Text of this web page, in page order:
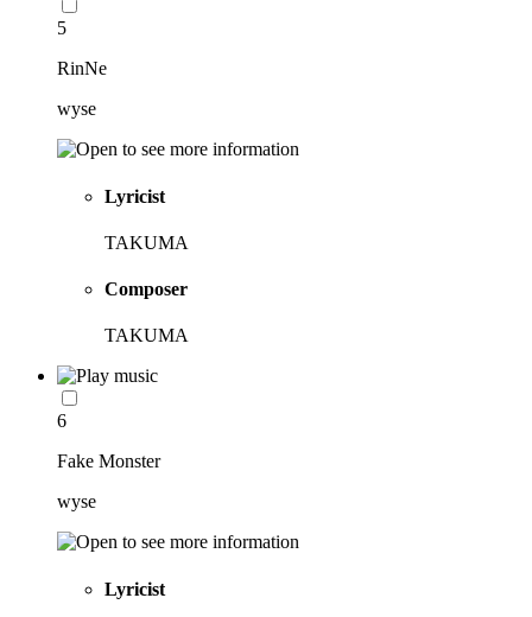
5
RinNe
wyse
Lyricist
TAKUMA
Composer
TAKUMA
6
Fake Monster
wyse
Lyricist